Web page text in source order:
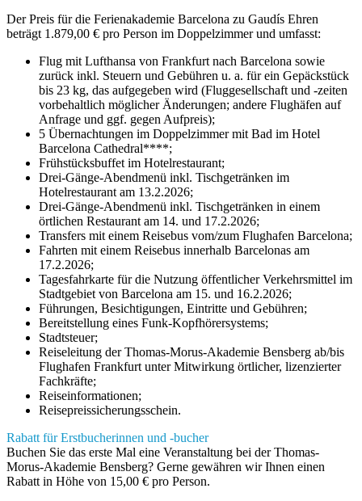
Der Preis für die Ferienakademie Barcelona zu Gaudís Ehren
beträgt 1.879,00 € pro Person im Doppelzimmer und umfasst:
Flug mit Lufthansa von Frankfurt nach Barcelona sowie
zurück inkl. Steuern und Gebühren u. a. für ein Gepäckstück
bis 23 kg, das aufgegeben wird (Fluggesellschaft und -zeiten
vorbehaltlich möglicher Änderungen; andere Flughäfen auf
Anfrage und ggf. gegen Aufpreis);
5 Übernachtungen im Doppelzimmer mit Bad im Hotel
Barcelona Cathedral****;
Frühstücksbuffet im Hotelrestaurant;
Drei-Gänge-Abendmenü inkl. Tischgetränken im
Hotelrestaurant am 13.2.2026;
Drei-Gänge-Abendmenü inkl. Tischgetränken in einem
örtlichen Restaurant am 14. und 17.2.2026;
Transfers mit einem Reisebus vom/zum Flughafen Barcelona;
Fahrten mit einem Reisebus innerhalb Barcelonas am
17.2.2026;
Tagesfahrkarte für die Nutzung öffentlicher Verkehrsmittel im
Stadtgebiet von Barcelona am 15. und 16.2.2026;
Führungen, Besichtigungen, Eintritte und Gebühren;
Bereitstellung eines Funk-Kopfhörersystems;
Stadtsteuer;
Reiseleitung der Thomas-Morus-Akademie Bensberg ab/bis
Flughafen Frankfurt unter Mitwirkung örtlicher, lizenzierter
Fachkräfte;
Reiseinformationen;
Reisepreissicherungsschein.
Rabatt für Erstbucherinnen und -bucher
Buchen Sie das erste Mal eine Veranstaltung bei der Thomas-
Morus-Akademie Bensberg? Gerne gewähren wir Ihnen einen
Rabatt in Höhe von 15,00 € pro Person.